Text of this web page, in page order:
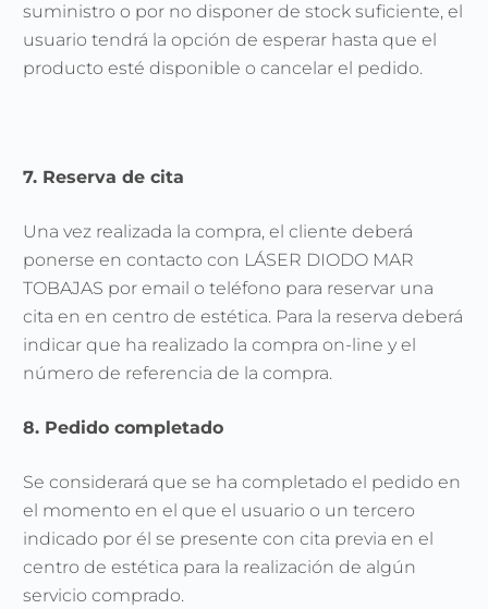
suministro o por no disponer de stock suficiente, el
usuario tendrá la opción de esperar hasta que el
producto esté disponible o cancelar el pedido.
7. Reserva de cita
Una vez realizada la compra, el cliente deberá
ponerse en contacto con LÁSER DIODO MAR
TOBAJAS por email o teléfono para reservar una
cita en en centro de estética. Para la reserva deberá
indicar que ha realizado la compra on-line y el
número de referencia de la compra.
8. Pedido completado
Se considerará que se ha completado el pedido en
el momento en el que el usuario o un tercero
indicado por él se presente con cita previa en el
centro de estética para la realización de algún
servicio comprado.